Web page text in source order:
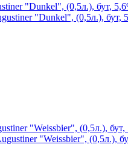
"Dunkel", (0,5л.), бут,
"Weissbier", (0,5л.), бут,